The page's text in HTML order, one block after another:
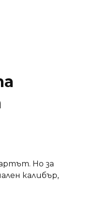
Но за
калибър,